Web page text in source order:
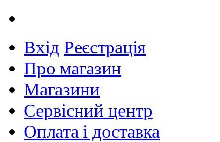
Вхід Реєстрація
Про магазин
Магазини
Сервісний центр
Оплата і доставка